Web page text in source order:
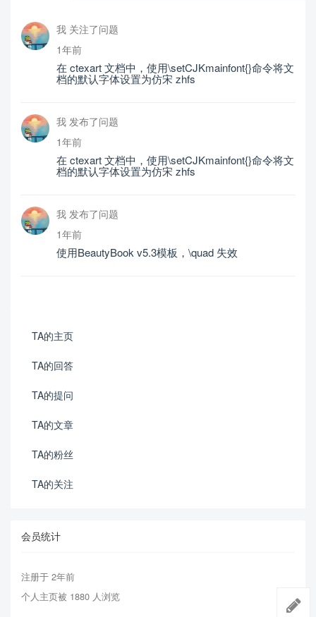
我 关注了问题
1年前
在 ctexart 文档中，使用\setCJKmainfont{}命令将文
档的默认字体设置为仿宋 zhfs
我 发布了问题
1年前
在 ctexart 文档中，使用\setCJKmainfont{}命令将文
档的默认字体设置为仿宋 zhfs
我 发布了问题
1年前
使用BeautyBook v5.3模板，\quad 失效
TA的主页
TA的回答
TA的提问
TA的文章
TA的粉丝
TA的关注
会员统计
注册于 2年前
个人主页被 1880 人浏览